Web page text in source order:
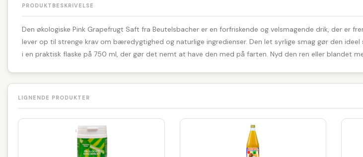
PRODUKTBESKRIVELSE
Den økologiske Pink Grapefrugt Saft fra Beutelsbacher er en forfriskende og velsmagende drik, der
lever op til strenge krav om bæredygtighed og naturlige ingredienser. Den let syrlige smag gør den
i en praktisk flaske på 750 ml, der gør det nemt at have den med på farten. Nyd den ren eller blandet
LIGNENDE PRODUKTER